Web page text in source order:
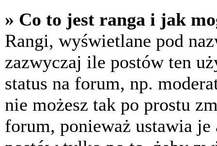
» Co to jest ranga i jak
Rangi, wyświetlane pod
zazwyczaj ile postów ten
status na forum, np.
nie możesz tak po prostu
forum, ponieważ ustawia